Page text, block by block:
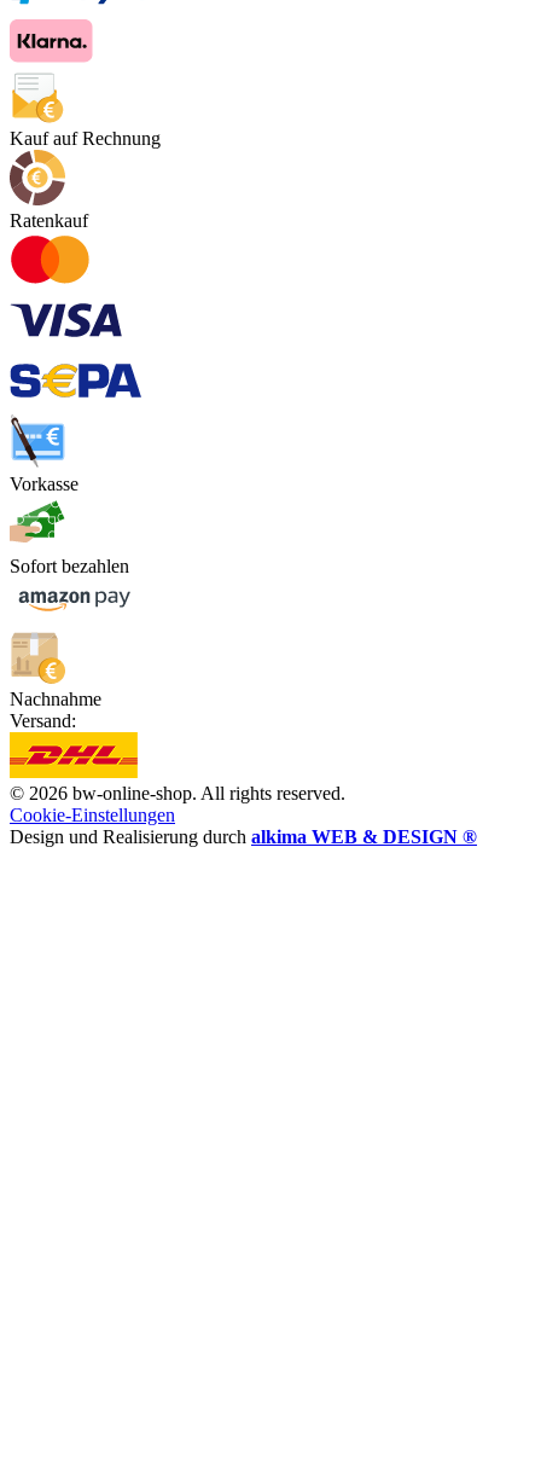
Kauf auf Rechnung
Ratenkauf
Vorkasse
Sofort bezahlen
Nachnahme
Versand:
© 2026 bw-online-shop. All rights reserved.
Cookie-Einstellungen
Design und Realisierung durch alkima WEB & DESIGN ®